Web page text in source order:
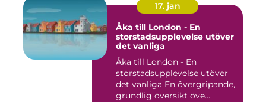
17. jan
Åka till London - En
storstadsupplevelse utöver
det vanliga
Åka till London - En
storstadsupplevelse utöver
det vanliga En övergripande,
grundlig översikt öve...